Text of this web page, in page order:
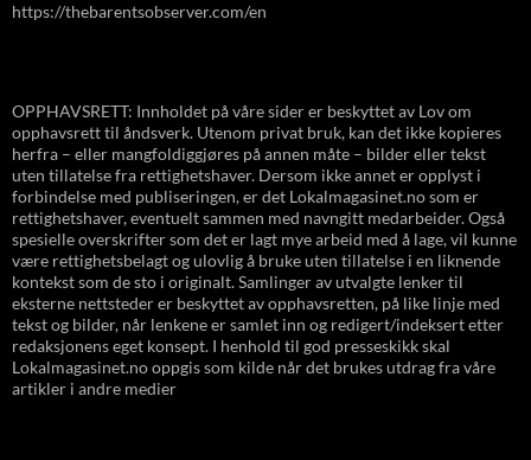
https://thebarentsobserver.com/en
OPPHAVSRETT: Innholdet på våre sider er beskyttet av Lov om
opphavsrett til åndsverk. Utenom privat bruk, kan det ikke kopieres
herfra – eller mangfoldiggjøres på annen måte – bilder eller tekst
uten tillatelse fra rettighetshaver. Dersom ikke annet er opplyst i
forbindelse med publiseringen, er det Lokalmagasinet.no som er
rettighetshaver, eventuelt sammen med navngitt medarbeider. Også
spesielle overskrifter som det er lagt mye arbeid med å lage, vil kunne
være rettighetsbelagt og ulovlig å bruke uten tillatelse i en liknende
kontekst som de sto i originalt. Samlinger av utvalgte lenker til
eksterne nettsteder er beskyttet av opphavsretten, på like linje med
tekst og bilder, når lenkene er samlet inn og redigert/indeksert etter
redaksjonens eget konsept. I henhold til god presseskikk skal
Lokalmagasinet.no oppgis som kilde når det brukes utdrag fra våre
artikler i andre medier